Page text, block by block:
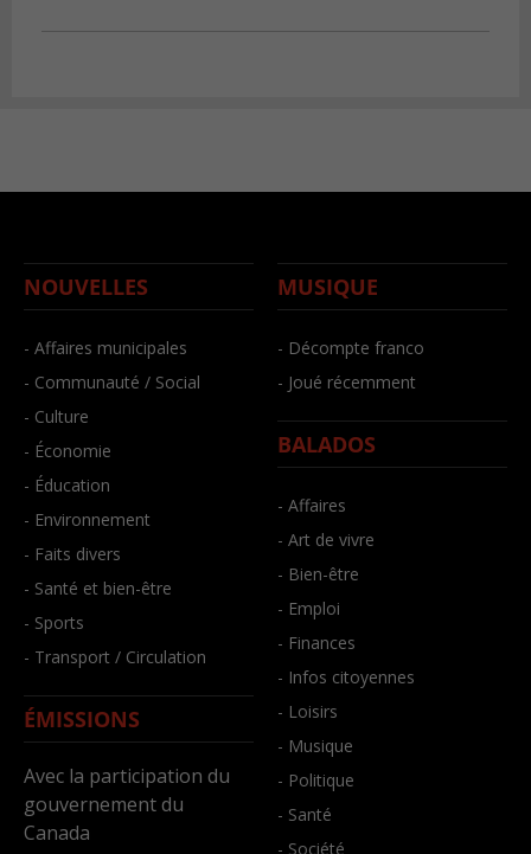
NOUVELLES
- Affaires municipales
- Communauté / Social
- Culture
- Économie
- Éducation
- Environnement
- Faits divers
- Santé et bien-être
- Sports
- Transport / Circulation
ÉMISSIONS
Avec la participation du
gouvernement du
Canada
MUSIQUE
- Décompte franco
- Joué récemment
BALADOS
- Affaires
- Art de vivre
- Bien-être
- Emploi
- Finances
- Infos citoyennes
- Loisirs
- Musique
- Politique
- Santé
- Société